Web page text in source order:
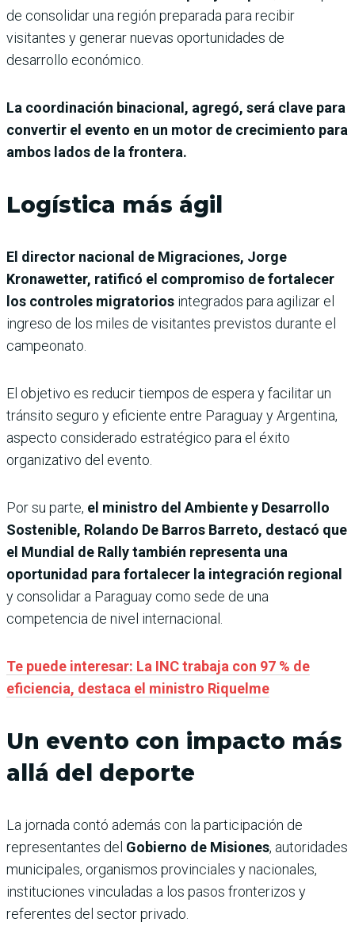
de consolidar una región preparada para recibir
visitantes y generar nuevas oportunidades de
desarrollo económico.
La coordinación binacional, agregó, será clave para
convertir el evento en un motor de crecimiento para
ambos lados de la frontera.
Logística más ágil
El director nacional de Migraciones, Jorge
Kronawetter, ratificó el compromiso de fortalecer
los controles migratorios integrados para agilizar el
ingreso de los miles de visitantes previstos durante el
campeonato.
El objetivo es reducir tiempos de espera y facilitar un
tránsito seguro y eficiente entre Paraguay y Argentina,
aspecto considerado estratégico para el éxito
organizativo del evento.
Por su parte, el ministro del Ambiente y Desarrollo
Sostenible, Rolando De Barros Barreto, destacó que
el Mundial de Rally también representa una
oportunidad para fortalecer la integración regional
y consolidar a Paraguay como sede de una
competencia de nivel internacional.
Te puede interesar: La INC trabaja con 97 % de
eficiencia, destaca el ministro Riquelme
Un evento con impacto más
allá del deporte
La jornada contó además con la participación de
representantes del Gobierno de Misiones, autoridades
municipales, organismos provinciales y nacionales,
instituciones vinculadas a los pasos fronterizos y
referentes del sector privado.